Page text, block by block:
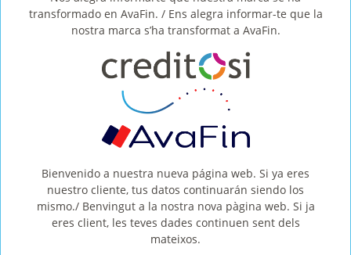
AHORROS
ESTILO DE VIDA
OTROS
PRÉSTAMO
transformado en AvaFin. / Ens alegra informar-te que la
nostra marca s’ha transformat a AvaFin.
Bienvenido a nuestra nueva página web. Si ya eres
nuestro cliente, tus datos continuarán siendo los
mismo./ Benvingut a la nostra nova pàgina web. Si ja
eres client, les teves dades continuen sent dels
mateixos.